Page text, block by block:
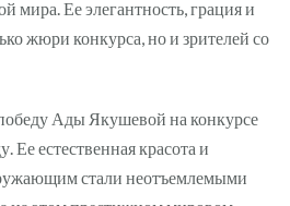
мира. Ее элегантность, грация и
жюри конкурса, но и зрителей со
Ады Якушевой на конкурсе
Ее естественная красота и
стали неотъемлемыми